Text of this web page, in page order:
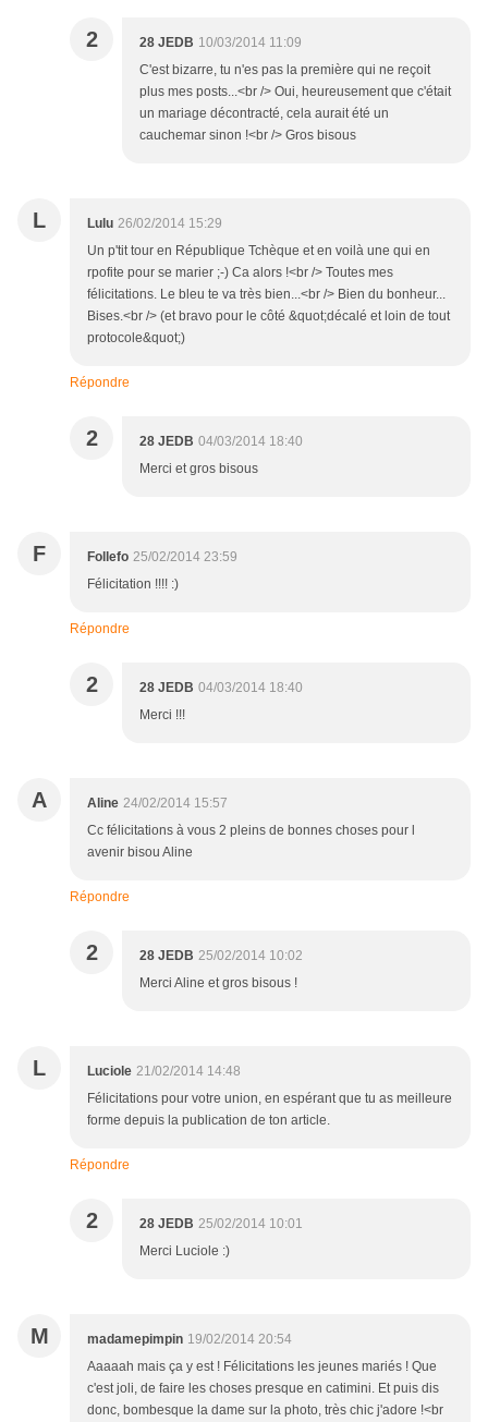
2 28 JEDB 10/03/2014 11:09
C'est bizarre, tu n'es pas la première qui ne reçoit
plus mes posts...<br /> Oui, heureusement que c'était
un mariage décontracté, cela aurait été un
cauchemar sinon !<br /> Gros bisous
L Lulu 26/02/2014 15:29
Un p'tit tour en République Tchèque et en voilà une qui en
rpofite pour se marier ;-) Ca alors !<br /> Toutes mes
félicitations. Le bleu te va très bien...<br /> Bien du bonheur...
Bises.<br /> (et bravo pour le côté &quot;décalé et loin de tout
protocole&quot;)
Répondre
2 28 JEDB 04/03/2014 18:40
Merci et gros bisous
F Follefo 25/02/2014 23:59
Félicitation !!!! :)
Répondre
2 28 JEDB 04/03/2014 18:40
Merci !!!
A Aline 24/02/2014 15:57
Cc félicitations à vous 2 pleins de bonnes choses pour l
avenir bisou Aline
Répondre
2 28 JEDB 25/02/2014 10:02
Merci Aline et gros bisous !
L Luciole 21/02/2014 14:48
Félicitations pour votre union, en espérant que tu as meilleure
forme depuis la publication de ton article.
Répondre
2 28 JEDB 25/02/2014 10:01
Merci Luciole :)
M madamepimpin 19/02/2014 20:54
Aaaaah mais ça y est ! Félicitations les jeunes mariés ! Que
c'est joli, de faire les choses presque en catimini. Et puis dis
donc, bombesque la dame sur la photo, très chic j'adore !<br